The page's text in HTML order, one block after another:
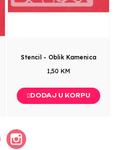
Stencil - Oblik Kamenica
1,50 KM
DODAJ U KORPU
Facebook